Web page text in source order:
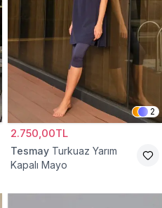
2
2.750,00TL
Tesmay Turkuaz Yarım
Kapalı Mayo